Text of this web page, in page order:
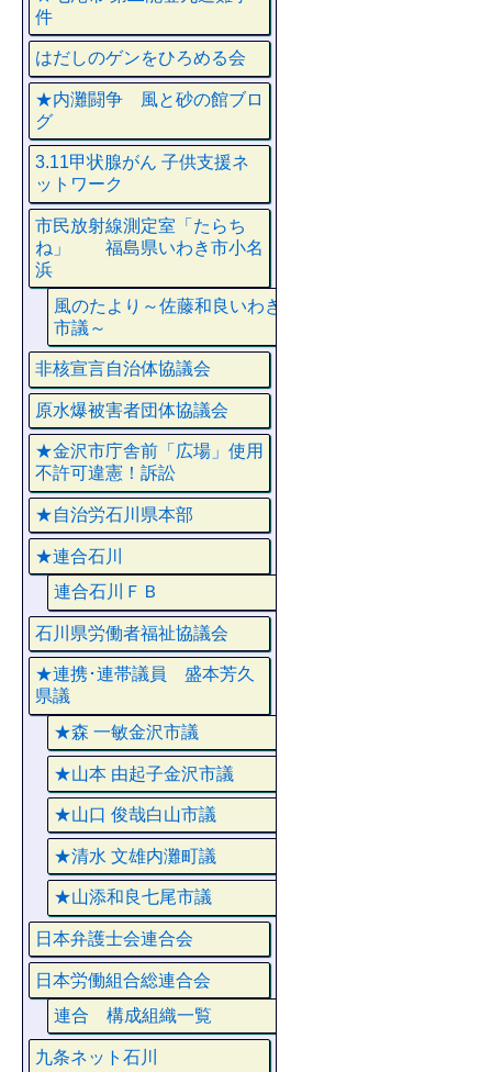
件
はだしのゲンをひろめる会
★内灘闘争 風と砂の館ブロ
グ
3.11甲状腺がん 子供支援ネ
ットワーク
市民放射線測定室「たらち
ね」 福島県いわき市小名
浜
風のたより～佐藤和良いわき
市議～
非核宣言自治体協議会
原水爆被害者団体協議会
★金沢市庁舎前「広場」使用
不許可違憲！訴訟
★自治労石川県本部
★連合石川
連合石川ＦＢ
石川県労働者福祉協議会
★連携･連帯議員 盛本芳久
県議
★森 一敏金沢市議
★山本 由起子金沢市議
★山口 俊哉白山市議
★清水 文雄内灘町議
★山添和良七尾市議
日本弁護士会連合会
日本労働組合総連合会
連合 構成組織一覧
九条ネット石川